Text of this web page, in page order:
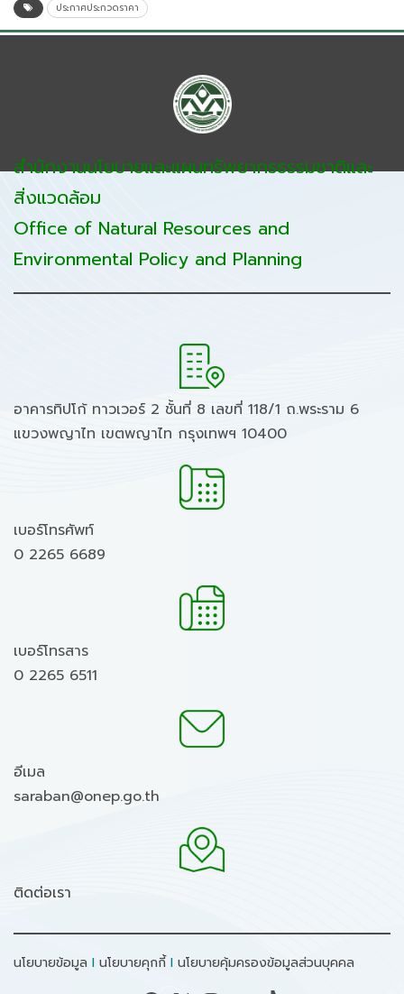
ประกาศประกวดราคา
สำนักงานนโยบายและแผนทรัพยากรธรรมชาติและ
สิ่งแวดล้อม
Office of Natural Resources and
Environmental Policy and Planning
อาคารทิปโก้ ทาวเวอร์ 2 ชั้นที่ 8 เลขที่ 118/1 ถ.พระราม 6
แขวงพญาไท เขตพญาไท กรุงเทพฯ 10400
เบอร์โทรศัพท์
0 2265 6689
เบอร์โทรสาร
0 2265 6511
อีเมล
saraban@onep.go.th
ติดต่อเรา
นโยบายข้อมูล I นโยบายคุกกี้ I นโยบายคุ้มครองข้อมูลส่วนบุคคล